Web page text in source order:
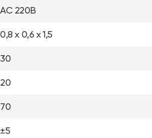
AC 220В
0,8 х 0,6 х 1,5
30
20
70
±5